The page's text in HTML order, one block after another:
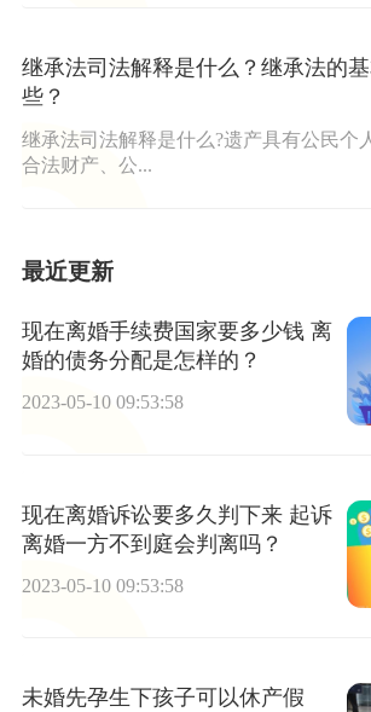
继承法司法解释是什么？继承法的
些？
继承法司法解释是什么?遗产具有公民个
合法财产、公...
最近更新
现在离婚手续费国家要多少钱 离
婚的债务分配是怎样的？
2023-05-10 09:53:58
现在离婚诉讼要多久判下来 起诉
离婚一方不到庭会判离吗？
2023-05-10 09:53:58
未婚先孕生下孩子可以休产假